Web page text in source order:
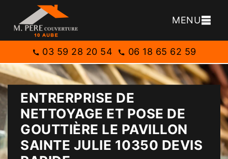
MENU
03 59 28 20 54 06 18 65 62 59
ENTRERPRISE DE
NETTOYAGE ET POSE DE
GOUTTIÈRE LE PAVILLON
SAINTE JULIE 10350 DEVIS